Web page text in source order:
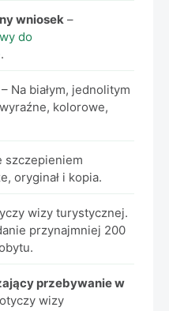
wniosek –
do
.
– Na białym, jednolitym
kolorowe,
szczepieniem
oryginał i kopia.
wizy turystycznej.
przynajmniej 200
przebywanie w
wizy